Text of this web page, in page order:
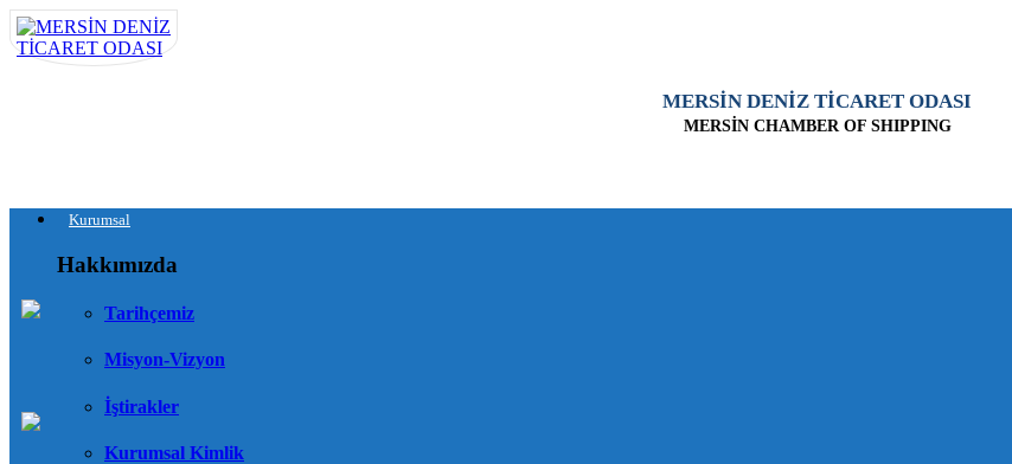
MERSİN DENİZ TİCARET ODASI
MERSİN CHAMBER OF SHIPPING
Kurumsal
Hakkımızda
Tarihçemiz
Misyon-Vizyon
İştirakler
Kurumsal Kimlik